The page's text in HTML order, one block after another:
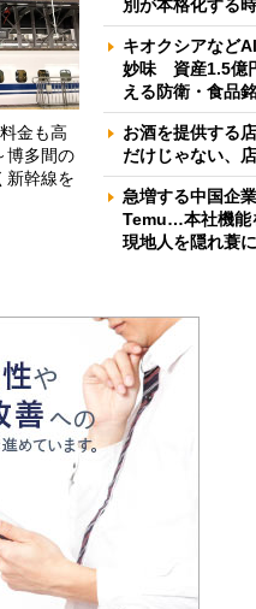
金も高
博多間の
新幹線を
別が本格化する時
キオクシアなど
妙味 資産1.5億
える防衛・食品
お酒を提供する
だけじゃない、
急増する中国企
Temu…本社機能
現地人を隠れ蓑